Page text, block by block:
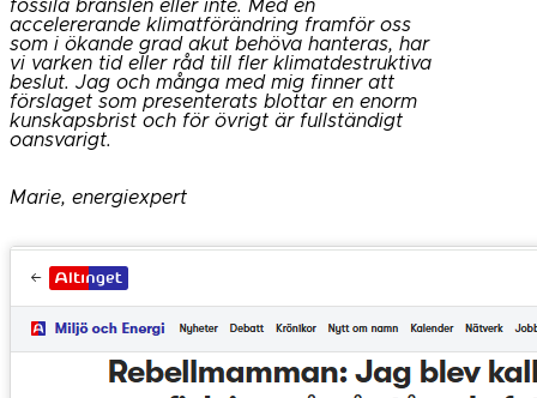
fossila bränslen eller inte. Med en
accelererande klimatförändring framför oss
som i ökande grad akut behöva hanteras, har
vi varken tid eller råd till fler klimatdestruktiva
beslut. Jag och många med mig finner att
förslaget som presenterats blottar en enorm
kunskapsbrist och för övrigt är fullständigt
oansvarigt.
Marie, energiexpert